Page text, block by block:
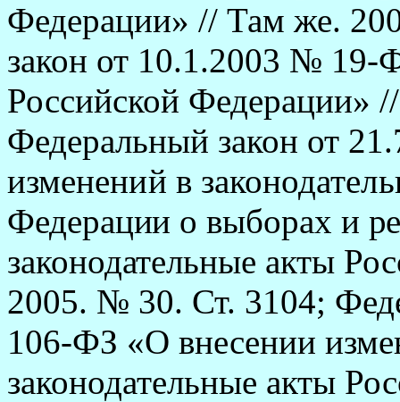
Федерации» // Там же.
закон от 10.1.2003 № 19-
Российской Федерации»
Федеральный закон от
изменений в
Федерации о выборах и
законодательные акты
2005. № 30. Ст. 3104;
106-ФЗ «О внесении
законодательные акты